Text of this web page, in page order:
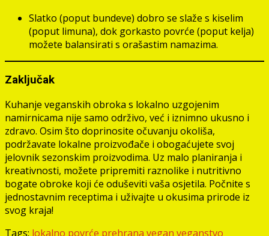
Slatko (poput bundeve) dobro se slaže s kiselim
(poput limuna), dok gorkasto povrće (poput kelja)
možete balansirati s orašastim namazima.
Zaključak
Kuhanje veganskih obroka s lokalno uzgojenim
namirnicama nije samo održivo, već i iznimno ukusno i
zdravo. Osim što doprinosite očuvanju okoliša,
podržavate lokalne proizvođače i obogaćujete svoj
jelovnik sezonskim proizvodima. Uz malo planiranja i
kreativnosti, možete pripremiti raznolike i nutritivno
bogate obroke koji će oduševiti vaša osjetila. Počnite s
jednostavnim receptima i uživajte u okusima prirode iz
svog kraja!
Tags: lokalno povrće prehrana vegan veganstvo